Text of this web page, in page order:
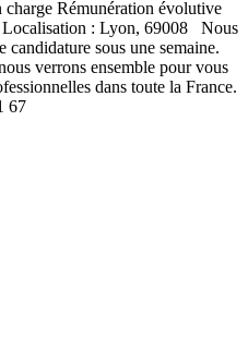
charge Rémunération évolutive
Localisation : Lyon, 69008 Nous
candidature sous une semaine.
verrons ensemble pour vous
dans toute la France.
67